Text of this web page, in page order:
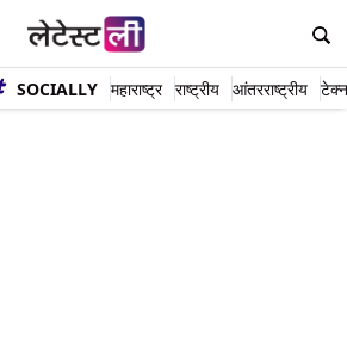
SOCIALLY महाराष्ट्र राष्ट्रीय आंतरराष्ट्रीय